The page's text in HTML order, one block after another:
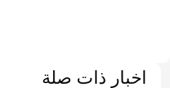
اخبار ذات صلة